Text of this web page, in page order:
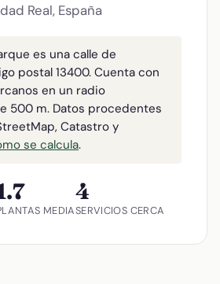
Real, España
es una calle de
postal 13400. Cuenta con
en un radio
500 m. Datos procedentes
Catastro y
se calcula.
MEDIA
4
SERVICIOS CERCA